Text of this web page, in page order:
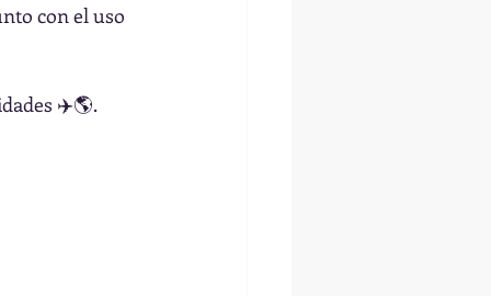
con el uso
✈️🌎.